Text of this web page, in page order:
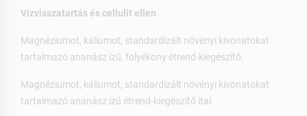
Vízvisszatartás és cellulit ellen
Magnéziumot, káliumot, standardizált növényi kivonatokat
tartalmazó ananász ízű, folyékony étrend-kiegészítő.
Magnéziumot, káliumot, standardizált növényi kivonatokat
tartalmazó ananász ízű étrend-kiegészítő ital.